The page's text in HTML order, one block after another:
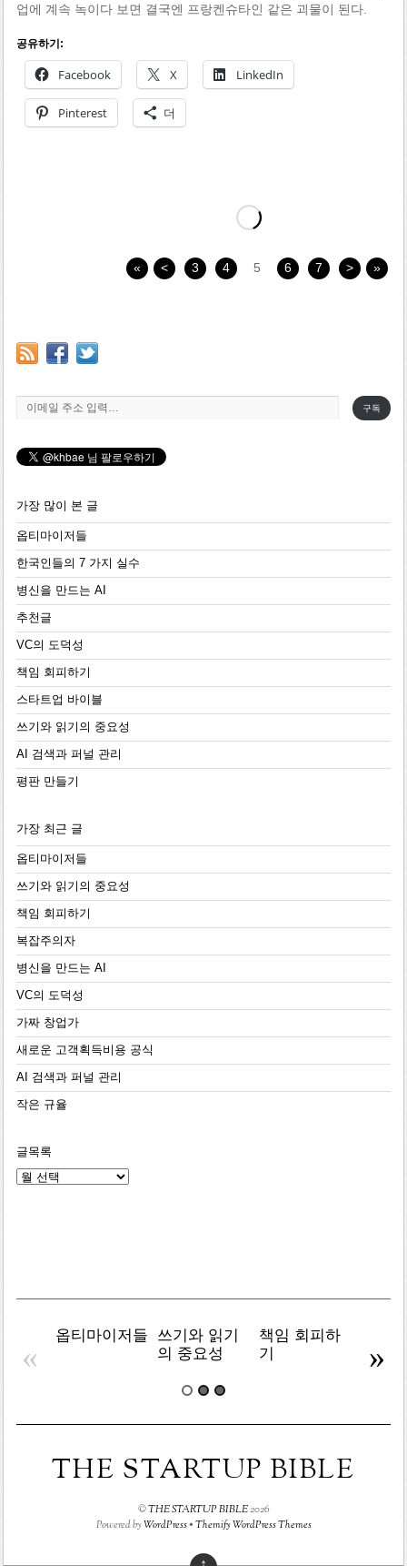
업에 계속 녹이다 보면 결국엔 프랑켄슈타인 같은 괴물이 된다.
공유하기:
Facebook X LinkedIn
Pinterest 더
« < 3 4 5 6 7 > »
이메일 주소 입력…
구독
가장 많이 본 글
옵티마이저들
한국인들의 7 가지 실수
병신을 만드는 AI
추천글
VC의 도덕성
책임 회피하기
스타트업 바이블
쓰기와 읽기의 중요성
AI 검색과 퍼널 관리
평판 만들기
가장 최근 글
옵티마이저들
쓰기와 읽기의 중요성
책임 회피하기
복잡주의자
병신을 만드는 AI
VC의 도덕성
가짜 창업가
새로운 고객획득비용 공식
AI 검색과 퍼널 관리
작은 규율
글목록
글
옵티마이저들
쓰기와 읽기
의 중요성
책임 회피하
기
« »
THE STARTUP BIBLE
©THE STARTUP BIBLE2026
Powered byWordPress•Themify WordPress Themes